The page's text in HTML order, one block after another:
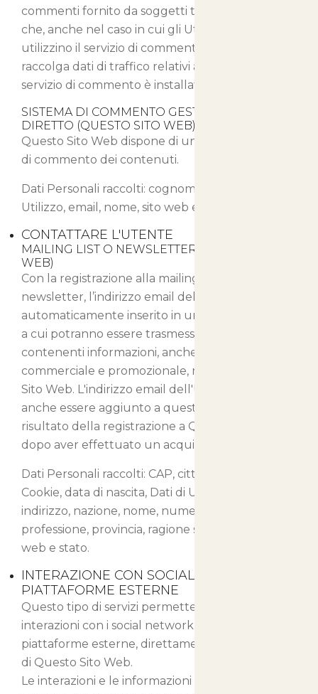
commenti fornito da soggetti terzi, è possibile
che, anche nel caso in cui gli Utenti non
utilizzino il servizio di commento, lo stesso
raccolga dati di traffico relativi alle pagine in cui il
servizio di commento è installato.
SISTEMA DI COMMENTO GESTITO IN MODO
DIRETTO (QUESTO SITO WEB)
Questo Sito Web dispone di un proprio sistema
di commento dei contenuti.
Dati Personali raccolti: cognome, Cookie, Dati di
Utilizzo, email, nome, sito web e username.
CONTATTARE L'UTENTE
MAILING LIST O NEWSLETTER (QUESTO SITO
WEB)
Con la registrazione alla mailing list o alla
newsletter, l’indirizzo email dell’Utente viene
automaticamente inserito in una lista di contatti
a cui potranno essere trasmessi messaggi email
contenenti informazioni, anche di natura
commerciale e promozionale, relative a Questo
Sito Web. L'indirizzo email dell'Utente potrebbe
anche essere aggiunto a questa lista come
risultato della registrazione a Questo Sito Web o
dopo aver effettuato un acquisto.
Dati Personali raccolti: CAP, città, cognome,
Cookie, data di nascita, Dati di Utilizzo, email,
indirizzo, nazione, nome, numero di telefono,
professione, provincia, ragione sociale, sesso, sito
web e stato.
INTERAZIONE CON SOCIAL NETWORK E
PIATTAFORME ESTERNE
Questo tipo di servizi permette di effettuare
interazioni con i social network, o con altre
piattaforme esterne, direttamente dalle pagine
di Questo Sito Web.
Le interazioni e le informazioni acquisite da